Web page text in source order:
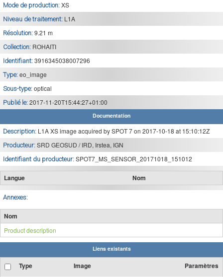
Mode de production: XS
Niveau de traitement: L1A
Résolution: 9.21 m
Collection: ROHAITI
Identifiant: 3916345038007296
Type: eo_image
Sous-type: optical
Publié le: 2017-11-20T15:44:27+01:00
Documentation
Description: L1A XS image acquired by SPOT 7 on 2017-10-18 at 15:10:12Z
Producteur: SRD GEOSUD / IRD, Irstea, IGN
Identifiant du producteur: SPOT7_MS_SENSOR_20171018_151012
Langue Nom
Annexes:
Nom
Product description
Liens existants
Type Image Paramètres